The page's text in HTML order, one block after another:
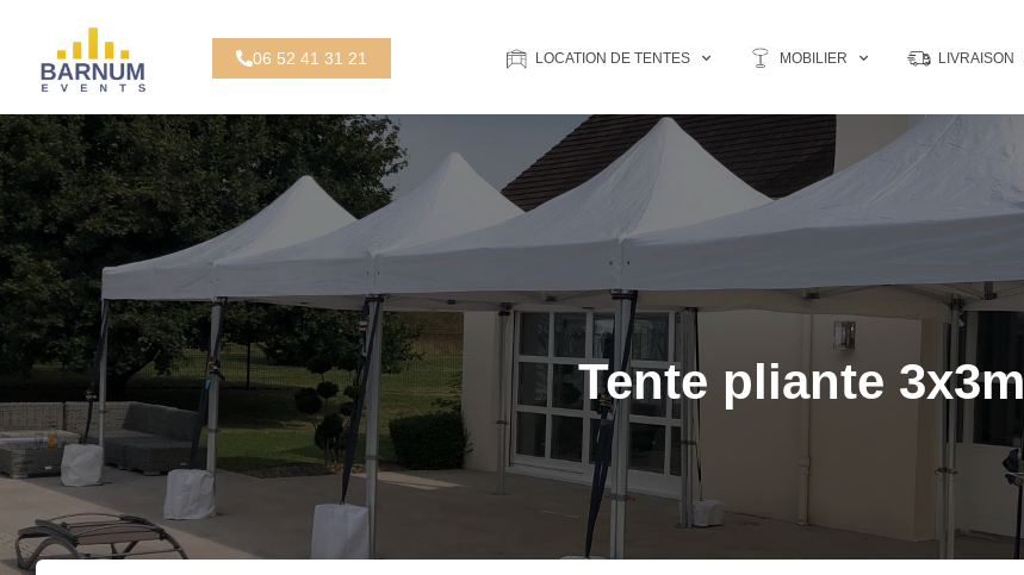
06 52 41 31 21 LOCATION DE TENTES MOBILIER LIVRAISON
Tente pliante 3x3m